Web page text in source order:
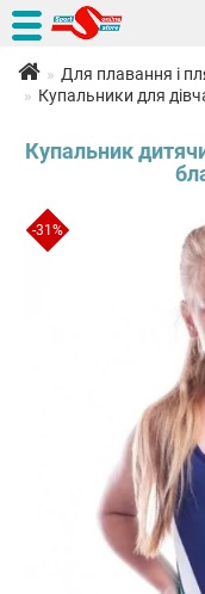
Для плавання і
Купальники для
Купальник
-31%